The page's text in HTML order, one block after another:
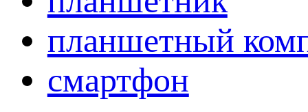
планшетный
смартфон